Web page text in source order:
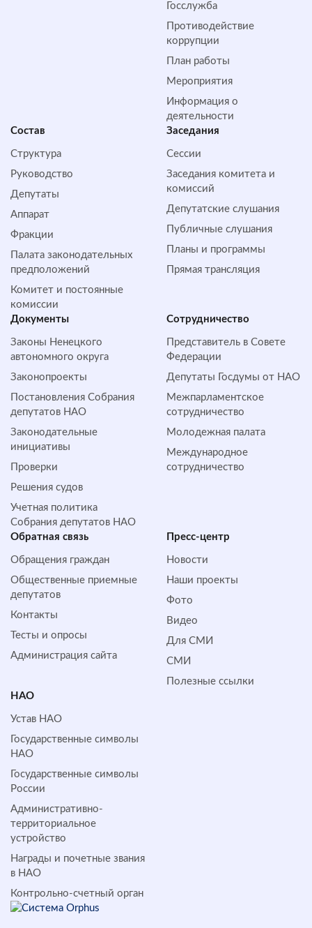
Госслужба
Противодействие
коррупции
План работы
Мероприятия
Информация о
деятельности
Состав
Структура
Руководство
Депутаты
Аппарат
Фракции
Палата законодательных
предположений
Комитет и постоянные
комиссии
Заседания
Сессии
Заседания комитета и
комиссий
Депутатские слушания
Публичные слушания
Планы и программы
Прямая трансляция
Документы
Законы Ненецкого
автономного округа
Законопроекты
Постановления Собрания
депутатов НАО
Законодательные
инициативы
Проверки
Решения судов
Учетная политика
Собрания депутатов НАО
Сотрудничество
Представитель в Совете
Федерации
Депутаты Госдумы от НАО
Межпарламентское
сотрудничество
Молодежная палата
Международное
сотрудничество
Обратная cвязь
Обращения граждан
Общественные приемные
депутатов
Контакты
Тесты и опросы
Администрация сайта
Пресс-центр
Новости
Наши проекты
Фото
Видео
Для СМИ
СМИ
Полезные ссылки
НАО
Устав НАО
Государственные символы
НАО
Государственные символы
России
Административно-
территориальное
устройство
Награды и почетные звания
в НАО
Контрольно-счетный орган